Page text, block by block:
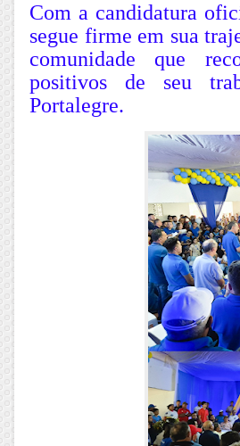
Com a candidatura
segue firme em sua
comunidade que
positivos de seu
Portalegre.